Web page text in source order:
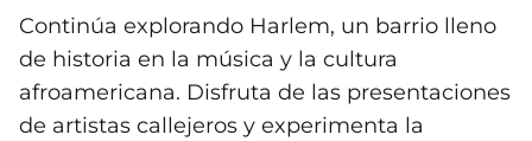
Continúa explorando Harlem, un barrio lleno
de historia en la música y la cultura
afroamericana. Disfruta de las presentaciones
de artistas callejeros y experimenta la